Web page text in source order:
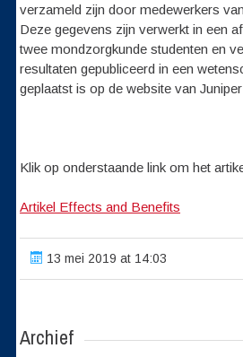
verzameld zijn door medewerkers
Deze gegevens zijn verwerkt in een
twee mondzorgkunde studenten en
resultaten gepubliceerd in een
geplaatst is op de website van
Klik op onderstaande link om het
Artikel Effects and Benefits
13 mei 2019 at 14:03
Archief